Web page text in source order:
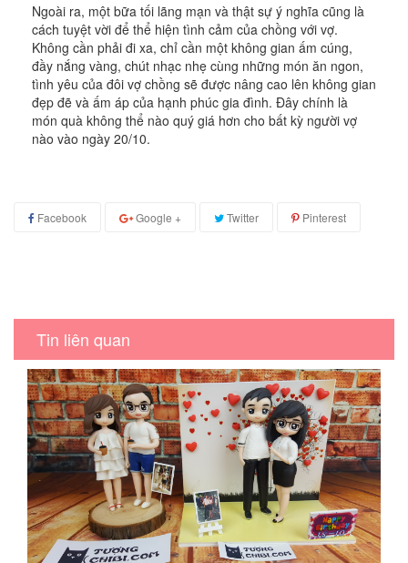
Ngoài ra, một bữa tối lãng mạn và thật sự ý nghĩa cũng là
cách tuyệt vời để thể hiện tình cảm của chồng với vợ.
Không cần phải đi xa, chỉ cần một không gian ấm cúng,
đầy nắng vàng, chút nhạc nhẹ cùng những món ăn ngon,
tình yêu của đôi vợ chồng sẽ được nâng cao lên không gian
đẹp đẽ và ấm áp của hạnh phúc gia đình. Đây chính là
món quà không thể nào quý giá hơn cho bất kỳ người vợ
nào vào ngày 20/10.
Facebook Google + Twitter Pinterest
Tin liên quan